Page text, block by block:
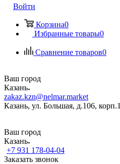
Войти
Корзина0
Избранные товары0
Сравнение товаров0
Ваш город
Казань
zakaz.kzn@nelmar.market
Казань, ул. Большая, д.106, корп.1
Ваш город
Казань
+7 931 178-04-04
Заказать звонок